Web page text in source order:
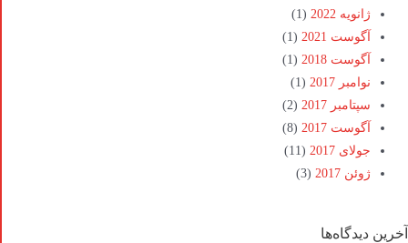
ژانویه 2022
(1)
آگوست 2021
(1)
آگوست 2018
(1)
نوامبر 2017
(1)
سپتامبر 2017
(2)
آگوست 2017
(8)
جولای 2017
(11)
ژوئن 2017
(3)
آخرین دیدگاه‌ها